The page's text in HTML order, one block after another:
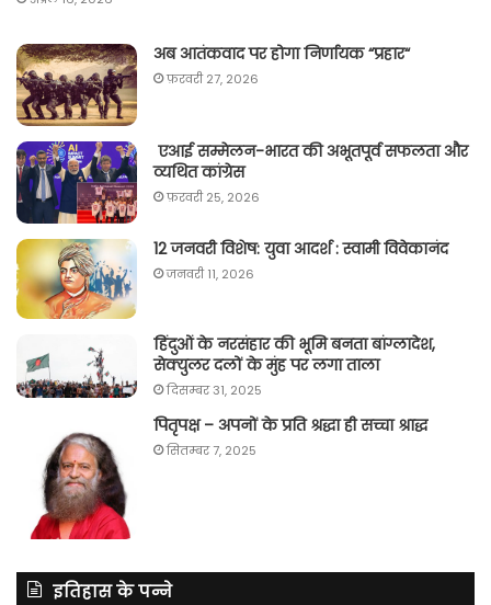
अब आतंकवाद पर होगा निर्णायक “प्रहार“
फ़रवरी 27, 2026
एआई सम्मेलन-भारत की अभूतपूर्व सफलता और
व्यथित कांग्रेस
फ़रवरी 25, 2026
12 जनवरी विशेष: युवा आदर्श : स्वामी विवेकानंद
जनवरी 11, 2026
हिंदुओं के नरसंहार की भूमि बनता बांग्लादेश,
सेक्युलर दलों के मुंह पर लगा ताला
दिसम्बर 31, 2025
पितृपक्ष – अपनों के प्रति श्रद्धा ही सच्चा श्राद्ध
सितम्बर 7, 2025
इतिहास के पन्ने